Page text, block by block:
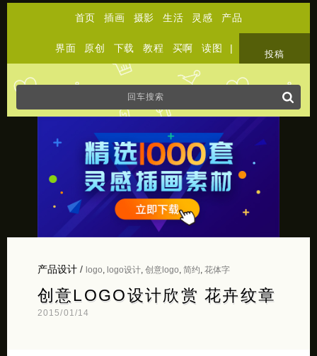
首页 插画 摄影 生活 灵感 产品
界面 原创 下载 教程 买啊 读图 |
投稿
产品设计/ logo logo设计, 创意logo 简约 花体字
创意LOGO设计欣赏 花卉纹章
2015/01/14